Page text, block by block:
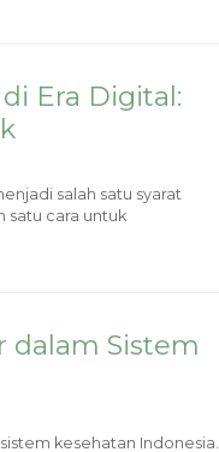
Era Digital:
salah satu syarat
satu cara untuk
dalam Sistem
kesehatan Indonesia.